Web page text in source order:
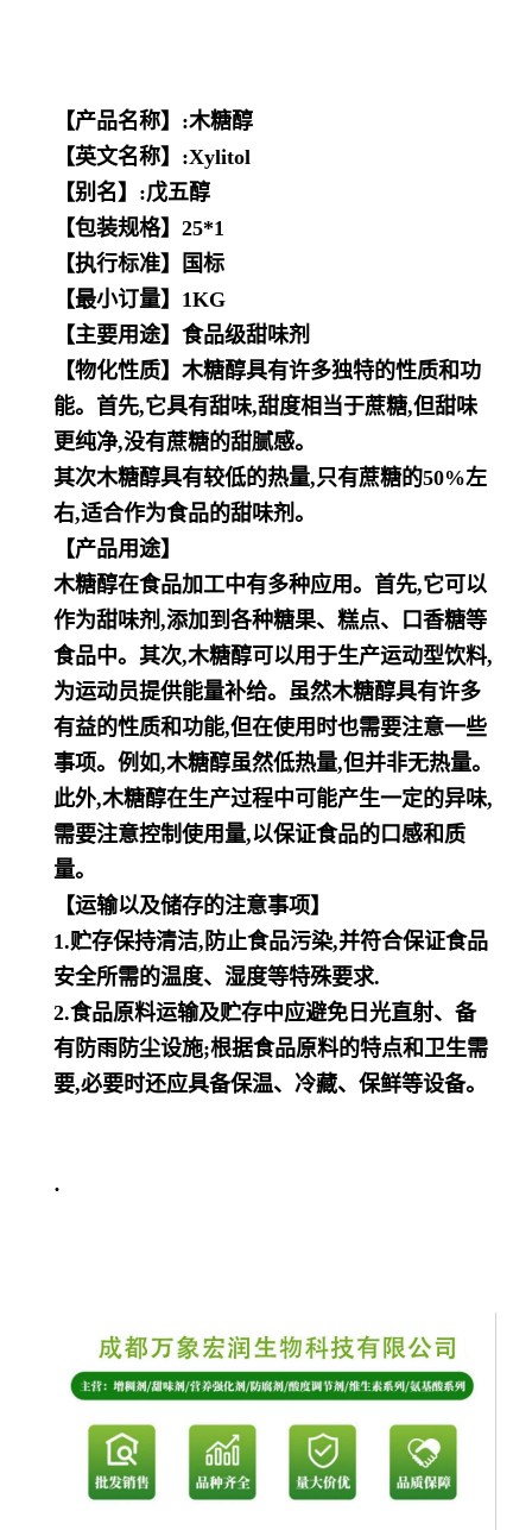
【产品名称】:木糖醇
【英文名称】:Xylitol
【别名】:戊五醇
【包装规格】25*1
【执行标准】国标
【最小订量】1KG
【主要用途】食品级甜味剂
【物化性质】木糖醇具有许多独特的性质和功
能。首先,它具有甜味,甜度相当于蔗糖,但甜味
更纯净,没有蔗糖的甜腻感。
其次木糖醇具有较低的热量,只有蔗糖的50%左
右,适合作为食品的甜味剂。
【产品用途】
木糖醇在食品加工中有多种应用。首先,它可以
作为甜味剂,添加到各种糖果、糕点、口香糖等
食品中。其次,木糖醇可以用于生产运动型饮料,
为运动员提供能量补给。虽然木糖醇具有许多
有益的性质和功能,但在使用时也需要注意一些
事项。例如,木糖醇虽然低热量,但并非无热量。
此外,木糖醇在生产过程中可能产生一定的异味,
需要注意控制使用量,以保证食品的口感和质
量。
【运输以及储存的注意事项】
1.贮存保持清洁,防止食品污染,并符合保证食品
安全所需的温度、湿度等特殊要求.
2.食品原料运输及贮存中应避免日光直射、备
有防雨防尘设施;根据食品原料的特点和卫生需
要,必要时还应具备保温、冷藏、保鲜等设备。
·